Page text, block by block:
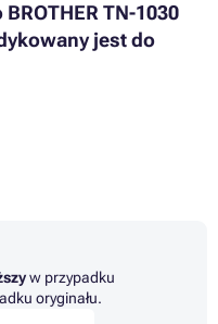
TN-1030
jest do
w przypadku
oryginału.